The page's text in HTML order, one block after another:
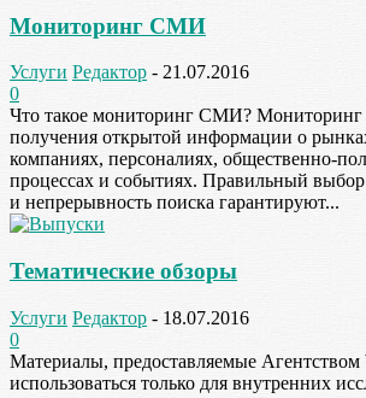
Мониторинг СМИ
Услуги Редактор - 21.07.2016
0
Что такое мониторинг СМИ?
получения открытой информации о
компаниях, персоналиях, общественно-
процессах и событиях. Правильный
и непрерывность поиска гарантируют...
Тематические обзоры
Услуги Редактор - 18.07.2016
0
Материалы, предоставляемые Агентством
использоваться только для внутренних